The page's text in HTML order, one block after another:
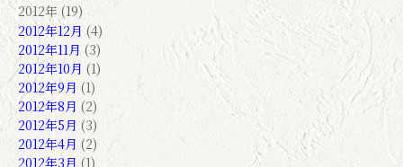
2012年 (19)
2012年12月 (4)
2012年11月 (3)
2012年10月 (1)
2012年9月 (1)
2012年8月 (2)
2012年5月 (3)
2012年4月 (2)
2012年3月 (1)